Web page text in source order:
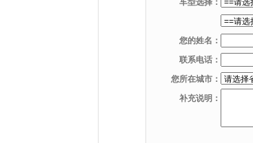
车型选择：
您的姓名：
联系电话：
您所在城市：
补充说明：